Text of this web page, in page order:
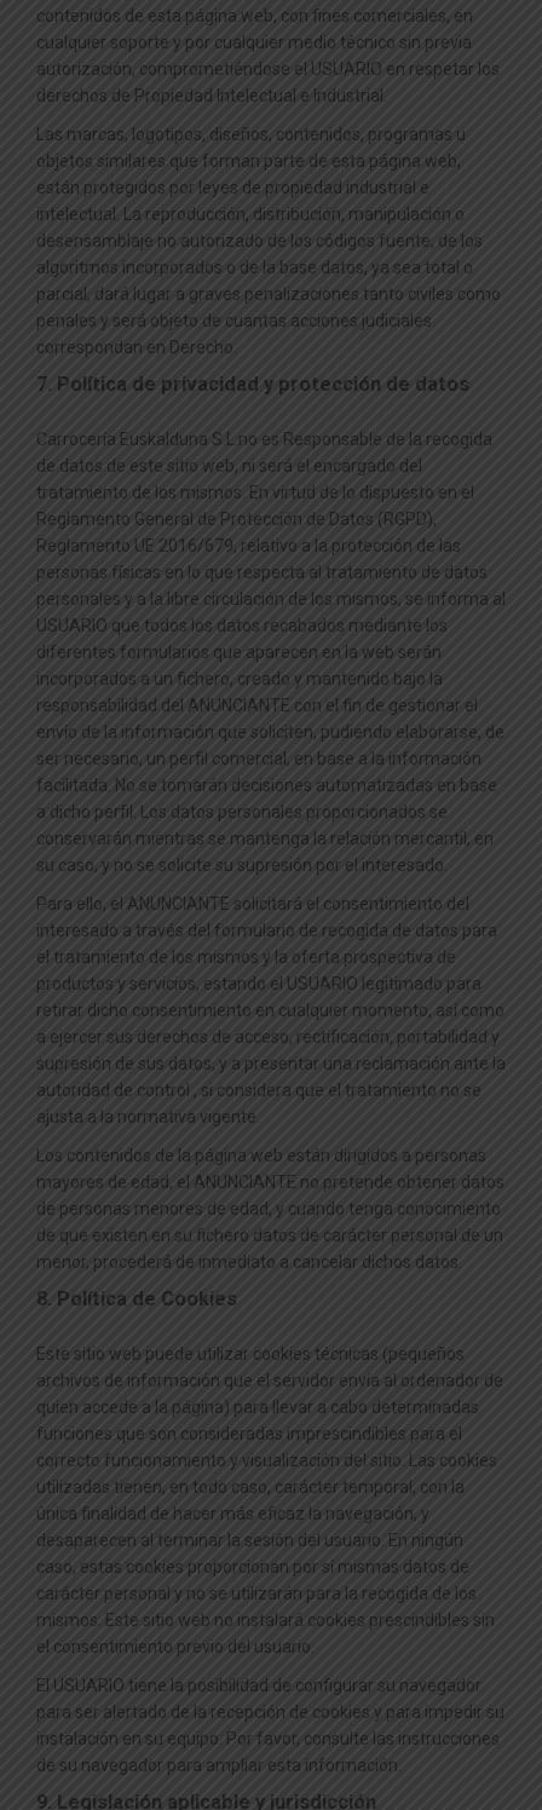
contenidos de esta página web, con fines comerciales, en
cualquier soporte y por cualquier medio técnico sin previa
autorización, comprometiéndose el USUARIO en respetar los
derechos de Propiedad Intelectual e Industrial.
Las marcas, logotipos, diseños, contenidos, programas u
objetos similares que forman parte de esta página web,
están protegidos por leyes de propiedad industrial e
intelectual. La reproducción, distribución, manipulación o
desensamblaje no autorizado de los códigos fuente, de los
algoritmos incorporados o de la base datos, ya sea total o
parcial, dará lugar a graves penalizaciones tanto civiles como
penales y será objeto de cuantas acciones judiciales
correspondan en Derecho.
7. Política de privacidad y protección de datos
Carrocería Euskalduna S.L.no es Responsable de la recogida
de datos de este sitio web, ni será el encargado del
tratamiento de los mismos. En virtud de lo dispuesto en el
Reglamento General de Protección de Datos (RGPD),
Reglamento UE 2016/679, relativo a la protección de las
personas físicas en lo que respecta al tratamiento de datos
personales y a la libre circulación de los mismos, se informa al
USUARIO que todos los datos recabados mediante los
diferentes formularios que aparecen en la web serán
incorporados a un fichero, creado y mantenido bajo la
responsabilidad del ANUNCIANTE con el fin de gestionar el
envío de la información que soliciten, pudiendo elaborarse, de
ser necesario, un perfil comercial, en base a la información
facilitada. No se tomarán decisiones automatizadas en base
a dicho perfil. Los datos personales proporcionados se
conservarán mientras se mantenga la relación mercantil, en
su caso, y no se solicite su supresión por el interesado.
Para ello, el ANUNCIANTE solicitará el consentimiento del
interesado a través del formulario de recogida de datos para
el tratamiento de los mismos y la oferta prospectiva de
productos y servicios, estando el USUARIO legitimado para
retirar dicho consentimiento en cualquier momento, así como
a ejercer sus derechos de acceso, rectificación, portabilidad y
supresión de sus datos, y a presentar una reclamación ante la
autoridad de control , si considera que el tratamiento no se
ajusta a la normativa vigente.
Los contenidos de la página web están dirigidos a personas
mayores de edad, el ANUNCIANTE no pretende obtener datos
de personas menores de edad, y cuando tenga conocimiento
de que existen en su fichero datos de carácter personal de un
menor, procederá de inmediato a cancelar dichos datos.
8. Política de Cookies
Este sitio web puede utilizar cookies técnicas (pequeños
archivos de información que el servidor envía al ordenador de
quien accede a la página) para llevar a cabo determinadas
funciones que son consideradas imprescindibles para el
correcto funcionamiento y visualización del sitio. Las cookies
utilizadas tienen, en todo caso, carácter temporal, con la
única finalidad de hacer más eficaz la navegación, y
desaparecen al terminar la sesión del usuario. En ningún
caso, estas cookies proporcionan por sí mismas datos de
carácter personal y no se utilizarán para la recogida de los
mismos. Este sitio web no instalará cookies prescindibles sin
el consentimiento previo del usuario.
El USUARIO tiene la posibilidad de configurar su navegador
para ser alertado de la recepción de cookies y para impedir su
instalación en su equipo. Por favor, consulte las instrucciones
de su navegador para ampliar esta información.
9. Legislación aplicable y jurisdicción